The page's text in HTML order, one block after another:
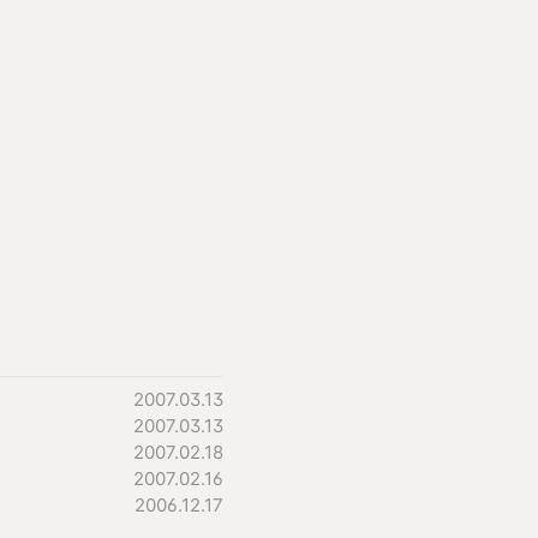
2007.03.13
2007.03.13
2007.02.18
2007.02.16
2006.12.17